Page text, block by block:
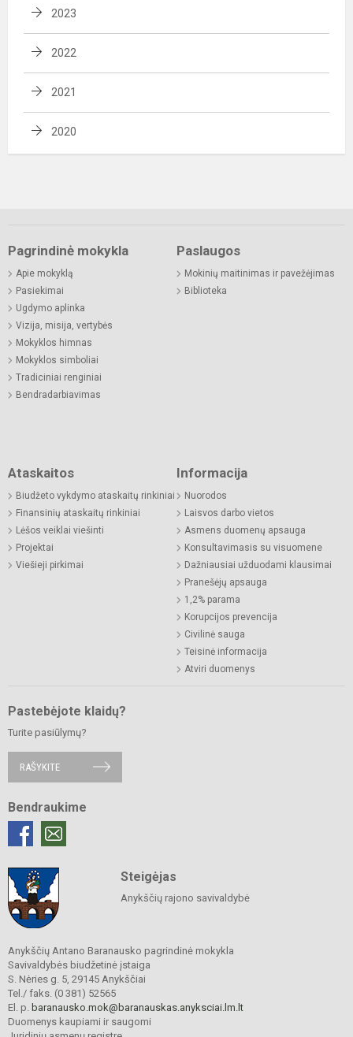
2023
2022
2021
2020
Pagrindinė mokykla
Apie mokyklą
Pasiekimai
Ugdymo aplinka
Vizija, misija, vertybės
Mokyklos himnas
Mokyklos simboliai
Tradiciniai renginiai
Bendradarbiavimas
Paslaugos
Mokinių maitinimas ir pavežėjimas
Biblioteka
Ataskaitos
Biudžeto vykdymo ataskaitų rinkiniai
Finansinių ataskaitų rinkiniai
Lėšos veiklai viešinti
Projektai
Viešieji pirkimai
Informacija
Nuorodos
Laisvos darbo vietos
Asmens duomenų apsauga
Konsultavimasis su visuomene
Dažniausiai užduodami klausimai
Pranešėjų apsauga
1,2% parama
Korupcijos prevencija
Civilinė sauga
Teisinė informacija
Atviri duomenys
Pastebėjote klaidų?
Turite pasiūlymų?
RAŠYKITE
Bendraukime
Steigėjas
Anykščių rajono savivaldybė
Anykščių Antano Baranausko pagrindinė mokykla
Savivaldybės biudžetinė įstaiga
S. Nėries g. 5, 29145 Anykščiai
Tel./ faks. (0 381) 52565
El. p. baranausko.mok@baranauskas.anyksciai.lm.lt
Duomenys kaupiami ir saugomi